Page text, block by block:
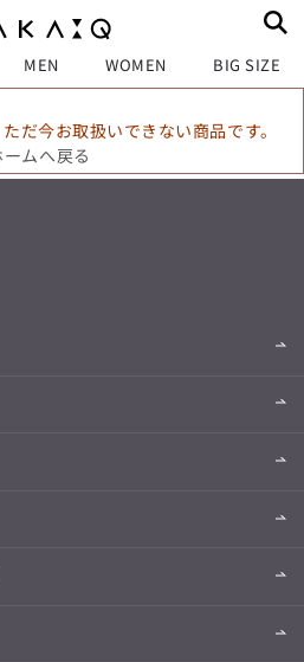
MEN WOMEN BIG SIZE
だ今お取扱いできない商品です。
ームへ戻る